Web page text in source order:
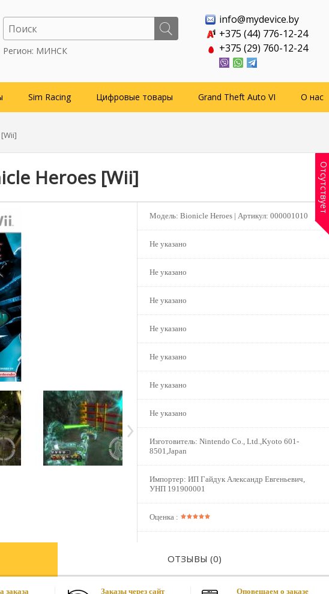
Регион: МИНСК
info@mydevice.by
+375 (44) 776-12-24
+375 (29) 760-12-24
Sim Racing Цифровые товары Grand Theft Auto VI О нас
Heroes [Wii]
Модель: Bionicle Heroes | Артикул: 000001010
Не указано
Не указано
Не указано
Не указано
Не указано
Не указано
Не указано
Изготовитель: Nintendo Co., Ltd.,Kyoto 601-
8501,Japan
Импортер: ИП Гайдук Александр Евгеньевич,
УНП 191900001
Оценка :
Отсутствует
ОТЗЫВЫ (0)
заказа
Заказы через сайт
Оповещаем о заказе